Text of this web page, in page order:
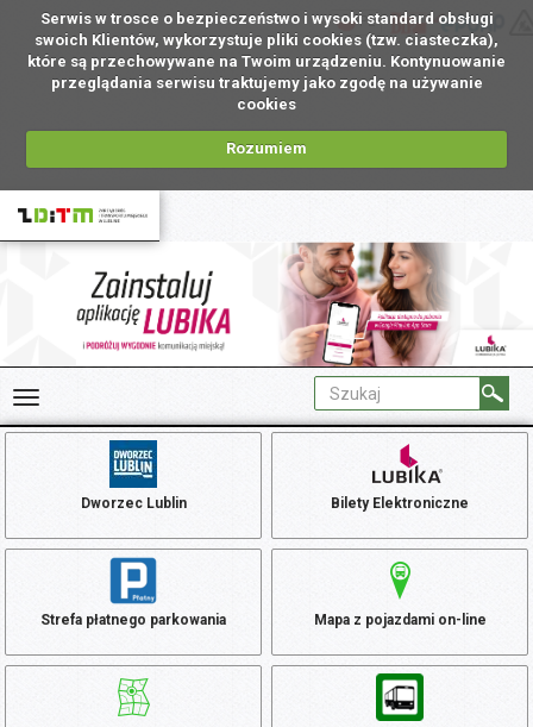
Serwis w trosce o bezpieczeństwo i wysoki standard obsługi
swoich Klientów, wykorzystuje pliki cookies (tzw. ciasteczka),
które są przechowywane na Twoim urządzeniu. Kontynuowanie
przeglądania serwisu traktujemy jako zgodę na używanie
cookies
Rozumiem
PL
Dworzec Lublin Bilety Elektroniczne
Strefa płatnego parkowania Mapa z pojazdami on-line